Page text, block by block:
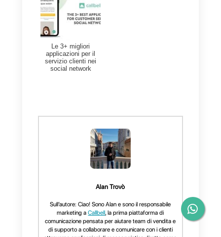
con sfondi e loghi.
b) Registrare, scaricare e
condividere
resto dei partecipanti.
d) Aumenta la capienza
sala riunioni.
e)Partecipa dal tuo
computer o
dispositivo mobile.